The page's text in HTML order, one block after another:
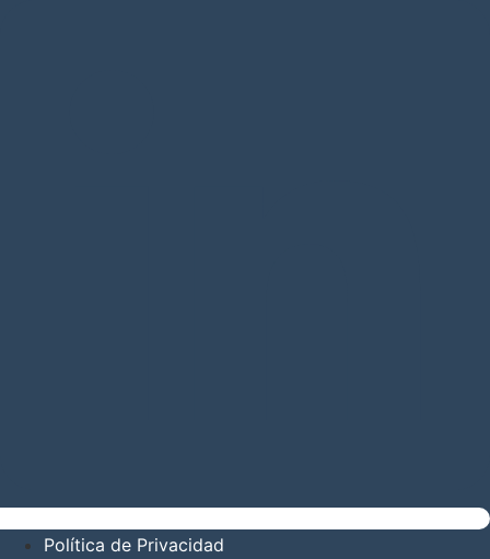
Política de Privacidad